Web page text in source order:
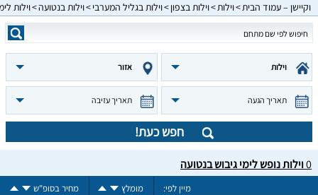
וקיישן – עמוד הבית וילות וילות בצפון וילות בגליל המערבי וילות בנטועה וילות
וילות אזור
תאריך הגעה תאריך עזיבה
חפש כעת!
0וילות נופש לימי גיבוש בנטועה
מיין לפי: מומלץ מחיר בסופ"ש